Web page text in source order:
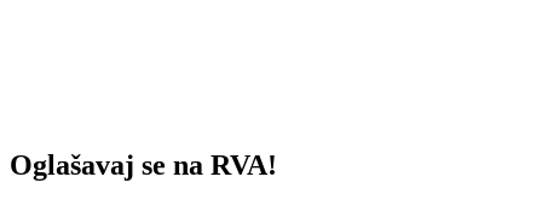
Oglašavaj se na RVA!